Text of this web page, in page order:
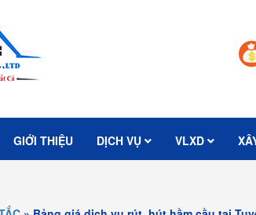
GIỚI THIỆU DỊCH VỤ VLXD